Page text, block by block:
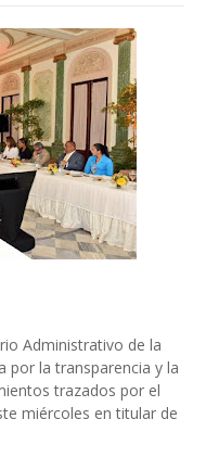
Administrativo de la
por la transparencia y la
trazados por el
miércoles en titular de